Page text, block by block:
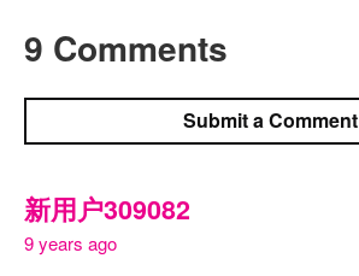
9 Comments
Submit a Comment
新用户309082
9 years ago